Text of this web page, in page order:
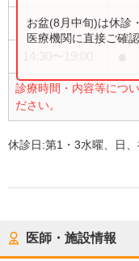
9:00〜15:00
診療時間・内容等につ
ださい。
お盆(8月中旬)は休診
医療機関に直接ご確認
休診日:第1・3水曜、日
医師・施設情報